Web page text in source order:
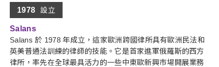
1978 設立
Salans
Salans 於 1978 年成立，這家歐洲跨國律所具有歐洲民法和
英美普通法訓練的律師的技能。它是首家進軍俄羅斯的西方
律所，率先在全球最具活力的一些中東歐新興市場開展業務